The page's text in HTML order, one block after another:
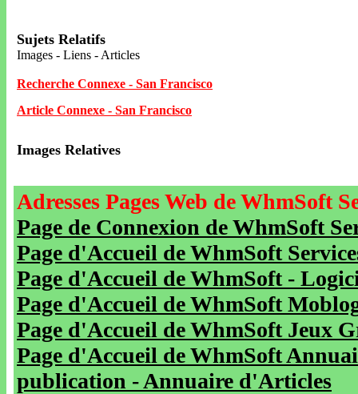
Sujets Relatifs
Images - Liens - Articles
Recherche Connexe - San Francisco
Article Connexe - San Francisco
Images Relatives
Adresses Pages Web de WhmSoft
Page de Connexion de WhmSoft
Page d'Accueil de WhmSoft
Page d'Accueil de WhmSoft -
Page d'Accueil de WhmSoft
Page d'Accueil de WhmSoft Jeux
Page d'Accueil de WhmSoft
publication - Annuaire d'Articles